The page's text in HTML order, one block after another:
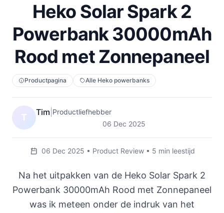
Heko Solar Spark 2
Powerbank 30000mAh
Rood met Zonnepaneel
Productpagina Alle Heko powerbanks
T Tim Productliefhebber
06 Dec 2025
06 Dec 2025 • Product Review • 5 min leestijd
Na het uitpakken van de Heko Solar Spark 2
Powerbank 30000mAh Rood met Zonnepaneel
was ik meteen onder de indruk van het